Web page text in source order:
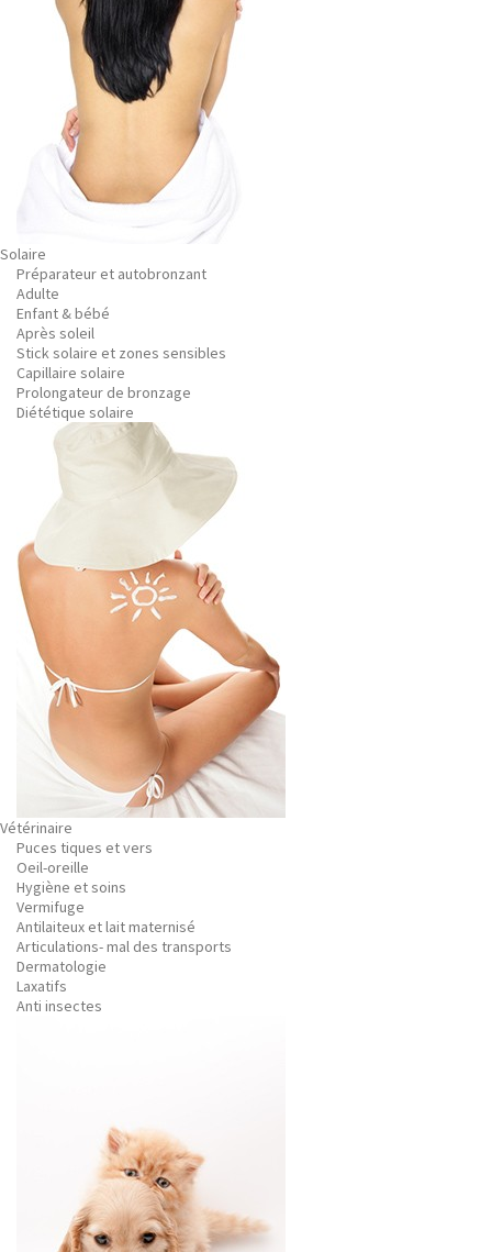
Solaire
Préparateur et autobronzant
Adulte
Enfant & bébé
Après soleil
Stick solaire et zones sensibles
Capillaire solaire
Prolongateur de bronzage
Diététique solaire
Vétérinaire
Puces tiques et vers
Oeil-oreille
Hygiène et soins
Vermifuge
Antilaiteux et lait maternisé
Articulations- mal des transports
Dermatologie
Laxatifs
Anti insectes